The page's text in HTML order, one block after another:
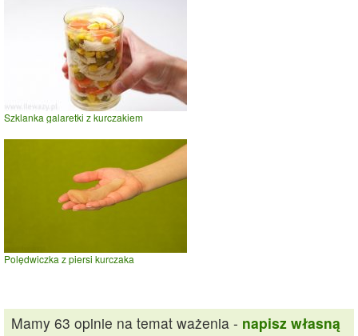
Szklanka galaretki z kurczakiem
Polędwiczka z piersi kurczaka
Mamy 63 opinie na temat ważenia - napisz własną